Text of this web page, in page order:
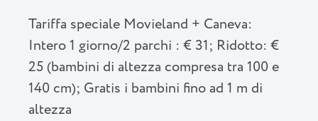
Tariffa speciale Movieland + Caneva:
Intero 1 giorno/2 parchi : € 31; Ridotto: €
25 (bambini di altezza compresa tra 100 e
140 cm); Gratis i bambini fino ad 1 m di
altezza